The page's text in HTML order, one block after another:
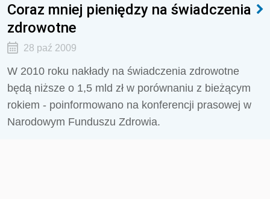
Coraz mniej pieniędzy na świadczenia
zdrowotne
28 paź 2009
W 2010 roku nakłady na świadczenia zdrowotne
będą niższe o 1,5 mld zł w porównaniu z bieżącym
rokiem - poinformowano na konferencji prasowej w
Narodowym Funduszu Zdrowia.